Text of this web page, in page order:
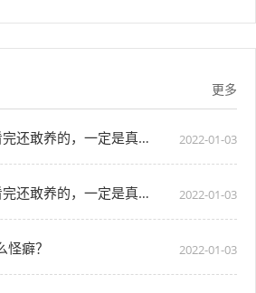
更多
养狗的8大坏处，看完还敢养的，一定是真爱了 2022-01-03
养狗的8大坏处，看完还敢养的，一定是真爱了 2022-01-03
癖？ 2022-01-03